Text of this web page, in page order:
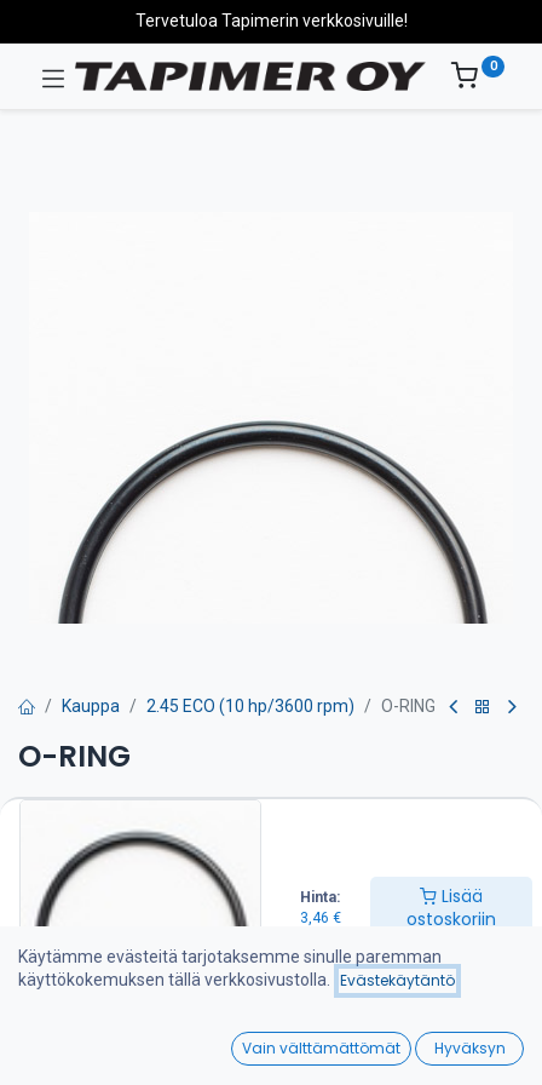
Hinta:
3,46 €
Lisää
ostoskoriin
Wishlist
Tervetuloa Tapimerin verkkosivuille!
0
Kauppa 2.45 ECO (10 hp/3600 rpm) O-RING
O-RING
Lämmönvaihdin on puhdistettava huolto-ohjeen mukaan.
Tarvitset näitä o-renkaita 2 kpl.
3,46€
Lisää ostoskoriin
Käytämme evästeitä tarjotaksemme sinulle paremman
käyttökokemuksen tällä verkkosivustolla.
Evästekäytäntö
Vain välttämättömät Hyväksyn